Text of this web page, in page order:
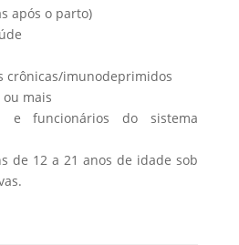
após o parto)
crônicas/imunodeprimidos
ou mais
e funcionários do sistema
de 12 a 21 anos de idade sob